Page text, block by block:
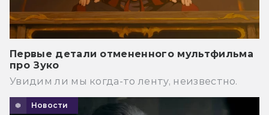
Первые детали отмененного мультфильма
про Зуко
Увидим ли мы когда-то ленту, неизвестно.
Новости